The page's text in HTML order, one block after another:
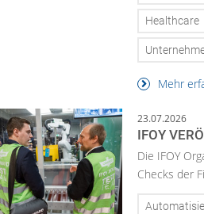
Healthcare
Mehr
23.07.2026
IFOY
Die IFOY
Checks der